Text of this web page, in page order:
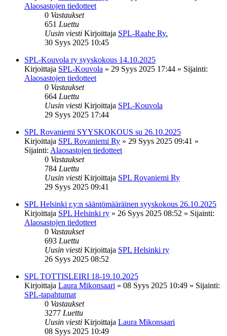
Alaosastojen tiedotteet
0 Vastaukset
651 Luettu
Uusin viesti Kirjoittaja SPL-Raahe Ry.
30 Syys 2025 10:45
SPL-Kouvola ry syyskokous 14.10.2025
Kirjoittaja SPL-Kouvola » 29 Syys 2025 17:44 » Sijainti:
Alaosastojen tiedotteet
0 Vastaukset
664 Luettu
Uusin viesti Kirjoittaja SPL-Kouvola
29 Syys 2025 17:44
SPL Rovaniemi SYYSKOKOUS su 26.10.2025
Kirjoittaja SPL Rovaniemi Ry » 29 Syys 2025 09:41 »
Sijainti: Alaosastojen tiedotteet
0 Vastaukset
784 Luettu
Uusin viesti Kirjoittaja SPL Rovaniemi Ry
29 Syys 2025 09:41
SPL Helsinki r.y:n sääntömääräinen syyskokous 26.10.2025
Kirjoittaja SPL Helsinki ry » 26 Syys 2025 08:52 » Sijainti:
Alaosastojen tiedotteet
0 Vastaukset
693 Luettu
Uusin viesti Kirjoittaja SPL Helsinki ry
26 Syys 2025 08:52
SPL TOTTISLEIRI 18-19.10.2025
Kirjoittaja Laura Mikonsaari » 08 Syys 2025 10:49 » Sijainti:
SPL-tapahtumat
0 Vastaukset
3277 Luettu
Uusin viesti Kirjoittaja Laura Mikonsaari
08 Syys 2025 10:49